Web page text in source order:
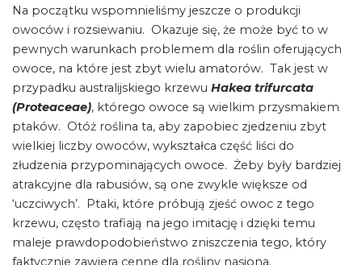
Na początku wspomnieliśmy jeszcze o produkcji
owoców i rozsiewaniu. Okazuje się, że może być to w
pewnych warunkach problemem dla roślin oferujących
owoce, na które jest zbyt wielu amatorów. Tak jest w
przypadku australijskiego krzewu Hakea trifurcata
(Proteaceae), którego owoce są wielkim przysmakiem
ptaków. Otóż roślina ta, aby zapobiec zjedzeniu zbyt
wielkiej liczby owoców, wykształca część liści do
złudzenia przypominających owoce. Żeby były bardziej
atrakcyjne dla rabusiów, są one zwykle większe od
‘uczciwych’. Ptaki, które próbują zjeść owoc z tego
krzewu, często trafiają na jego imitację i dzięki temu
maleje prawdopodobieństwo zniszczenia tego, który
faktycznie zawiera cenne dla rośliny nasiona.